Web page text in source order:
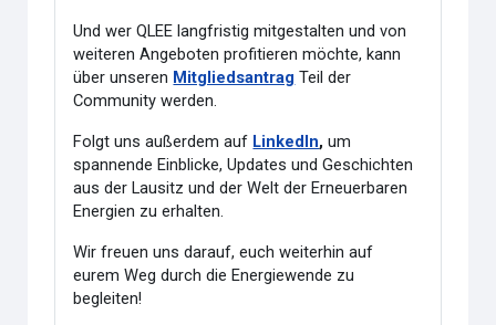
Und wer QLEE langfristig mitgestalten und von
weiteren Angeboten profitieren möchte, kann
über unseren Mitgliedsantrag Teil der
Community werden.
Folgt uns außerdem auf LinkedIn,um
spannende Einblicke, Updates und Geschichten
aus der Lausitz und der Welt der Erneuerbaren
Energien zu erhalten.
Wir freuen uns darauf, euch weiterhin auf
eurem Weg durch die Energiewende zu
begleiten!